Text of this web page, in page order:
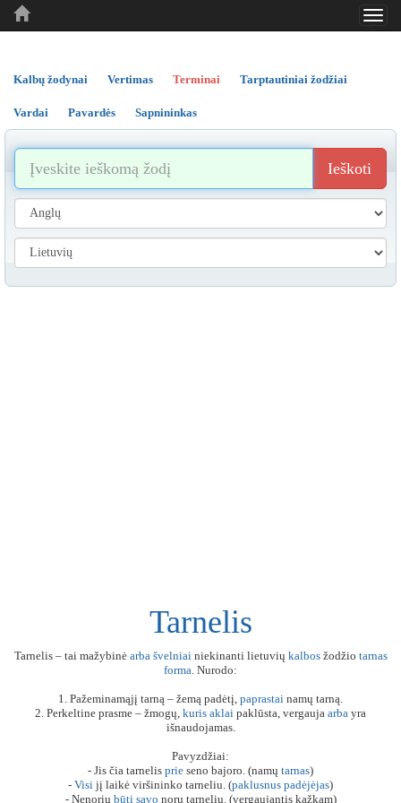
..
..
Kalbų žodynai Vertimas Terminai Tarptautiniai žodžiai
Vardai Pavardės Sapnininkas
Ieškoti
Tarnelis
Tarnelis – tai mažybinė arba švelniainiekinanti lietuvių kalbosžodžio tarnas
forma. Nurodo:
1. Pažeminamąjį tarną – žemą padėtį, paprastai namų tarną.
2. Perkeltine prasme – žmogų, kuris aklai paklūsta, vergauja arba yra
išnaudojamas.
Pavyzdžiai:
- Jis čia tarnelis prie seno bajoro. (namų tarnas)
- Visi jį laikė viršininko tarneliu. (paklusnus padėjėjas)
- Nenoriu būti savo norų tarneliu. (vergaujantis kažkam)